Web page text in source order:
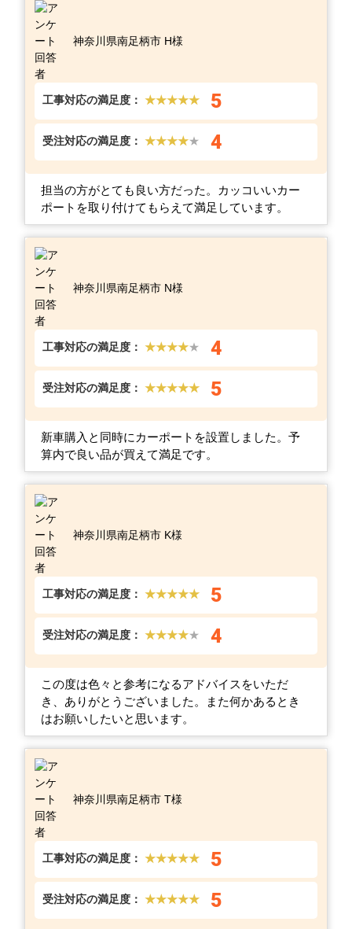
神奈川県南足柄市 H様
工事対応の満足度： ★★★★★ 5
受注対応の満足度： ★★★★★ 4
担当の方がとても良い方だった。カッコいいカー
ポートを取り付けてもらえて満足しています。
神奈川県南足柄市 N様
工事対応の満足度： ★★★★★ 4
受注対応の満足度： ★★★★★ 5
新車購入と同時にカーポートを設置しました。予
算内で良い品が買えて満足です。
神奈川県南足柄市 K様
工事対応の満足度： ★★★★★ 5
受注対応の満足度： ★★★★★ 4
この度は色々と参考になるアドバイスをいただ
き、ありがとうございました。また何かあるとき
はお願いしたいと思います。
神奈川県南足柄市 T様
工事対応の満足度： ★★★★★ 5
受注対応の満足度： ★★★★★ 5